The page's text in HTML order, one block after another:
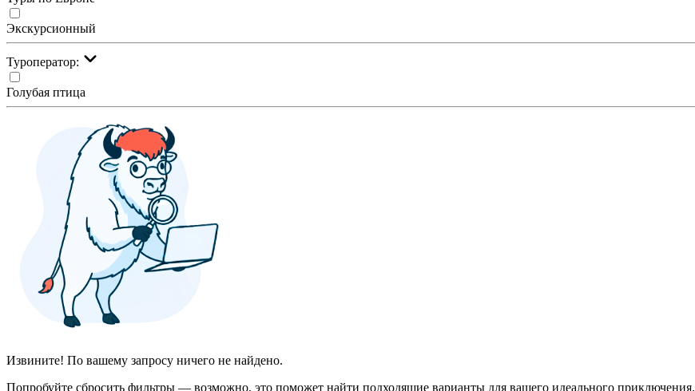
Экскурсионный
Туроператор:
Голубая птица
Извините! По вашему запросу ничего не найдено.
Попробуйте сбросить фильтры — возможно, это поможет найти подходящие варианты для вашего идеального приключения.